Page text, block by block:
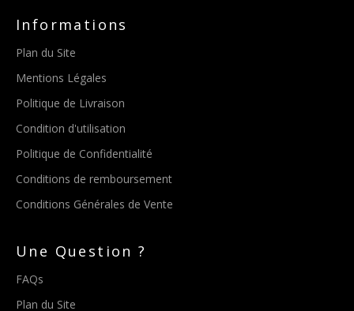
Informations
Plan du Site
Mentions Légales
Politique de Livraison
Condition d'utilisation
Politique de Confidentialité
Conditions de remboursement
Conditions Générales de Vente
Une Question ?
FAQs
Plan du Site